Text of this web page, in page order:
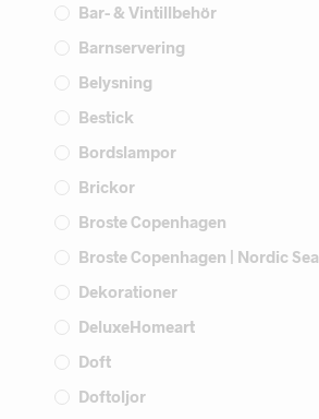
Bar- & Vintillbehör
Barnservering
Belysning
Bestick
Bordslampor
Brickor
Broste Copenhagen
Broste Copenhagen | Nordic Sea
Dekorationer
DeluxeHomeart
Doft
Doftoljor